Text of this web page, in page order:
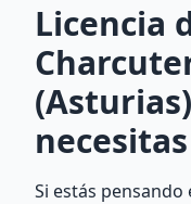
Licencia
Si estás